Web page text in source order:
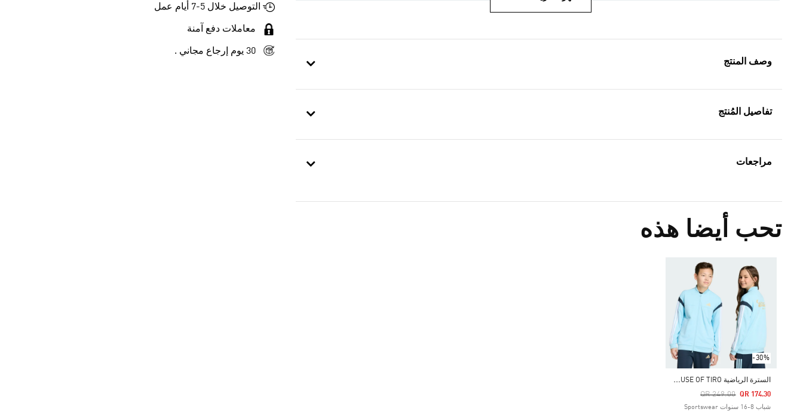
وصف المنتج
تفاصيل المُنتج
مراجعات
تحب أيضا هذه
-30%
ا
لسترة الرياضية HOUSE OF TIRO
Price Reduced From
QR 249.00
To QR 174.30
شباب 8-16 سنوات Sportswear
التوصيل خلال 5-7 أيام عمل
معاملات دفع آمنة
30 يوم إرجاع مجاني .